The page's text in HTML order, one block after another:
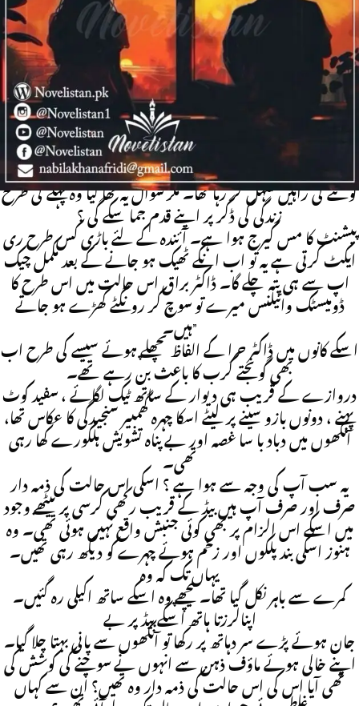
اسکے لئے یہ سب کچھ نیا نہیں تھا۔ بحیثیت ڈاکٹر وہ اس سب کا
عادی تھا مگر پھر بھی آج اسے گھبراہٹ ہو رہی تھی۔
اس کمرے میں موت کا سا سناٹا گونج رہا تھا۔ بیڈ پر نیند آور دواؤں
کے زیر اثر سویا وجود اس وقت پر سکون ، گہری سانسیں لے رہا
تھا مگر اسکی ہر آتی جاتی سانس وہاں موجود دوسرے دو نفوس کے
لئے سانس لینا دو بھر کر رہی تھی۔
اسکے ہاتھ پر لگی ڈرپ میں سے قطرہ قطرہ محلول اسکے ساکت و
جامد پڑے وجود کی رگوں میں اتر تا اسکے زندگی کی طرف واپس
لوٹنے کی راہیں سہل کر رہا تھا۔ مگر سوال یہ تھا کیا وہ پہلے کی طرح
زندگی کی ڈگر پر اپنے قدم جما سکے گی ؟
پیشنٹ کا مس کیرج ہوا ہے۔ آئندہ کے لئے باڑی کس طرح ری
ایکٹ کرتی ہے یہ تو اب انکے ٹھیک ہو جانے کے بعد مکمل چیک
اپ سے ہی پتہ چلے گا۔ ڈاکٹر براق اس حالت میں اس طرح کا
ڈومیسٹک وائیلنس میرے تو سوچ کر رونگٹے کھڑے ہو جاتے
ہیں۔”
اسکے کانوں میں ڈاکٹر حرا کے الفاظ پچھلے ہوئے سیسے کی طرح اب
بھی گونجتے کرب کا باعث بن رہے تھے۔
دروازے کے قریب ہی دیوار کے ساتھ ٹیک لگائے ، سفید کوٹ
پہنے ، دونوں بازو سینے پر لیٹے اسکا چہرہ گھمبیر سنجیدگی کا عکاس تھا،
آنکھوں میں دباد با سا غصہ اور بے پناہ تشویش ہلکورے کھا رہی
تھی۔
یہ سب آپ کی وجہ سے ہوا ہے ؟ اسکی اس حالت کی ذمہ دار
صرف اور صرف آپ ہیں بیڈ کے قریب رکھی کرسی پر بیٹھے وجود
میں اسکے اس الزام پر بھی کوئی جنبش واقع نہیں ہوئی تھی۔ وہ
ہنوز اسکی بند پلکوں اور زخم ہوئے چہرے کو دیکھ رہی تھیں۔
یہاں تک کہ وہ
کمرے سے باہر نکل گیا تھا۔ پیچھے وہ اسکے ساتھ اکیلی رہ گئیں۔
اپنالرزتا ہاتھ اسکے بیڈ پر بے
جان ہوئے پڑے سر دہاتھ پر رکھا تو آنکھوں سے پانی بہتا چلا گیا۔
اپنے خالی ہوئے ماؤف ذہن سے انہوں نے سوچنے کی کوشش کی
تھی آیا اس کی اس حالت کی ذمہ دار وہ تھیں؟ ان سے کہاں